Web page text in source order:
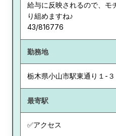
給与に反映されるので、モ
り組めますね♪
43/816776
勤務地
栃木県小山市駅東通り１-３
最寄駅
✅アクセス